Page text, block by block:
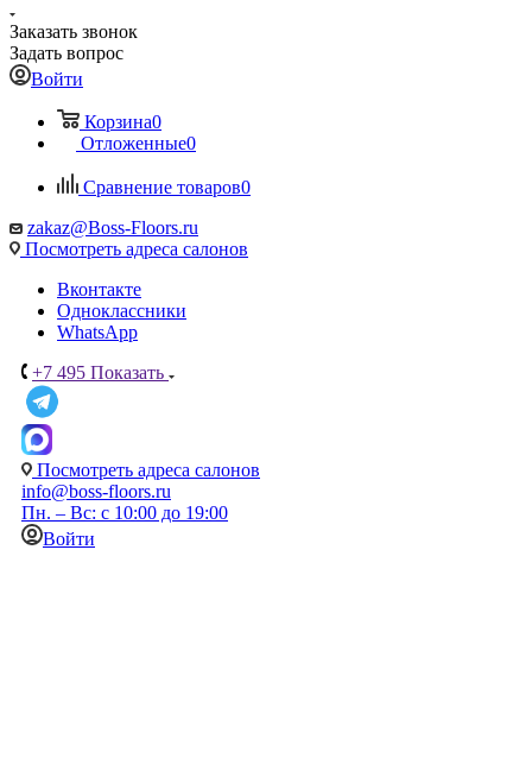
Заказать звонок
Задать вопрос
Войти
Корзина0
Отложенные0
Сравнение товаров0
zakaz@Boss-Floors.ru
Посмотреть адреса салонов
Вконтакте
Одноклассники
WhatsApp
+7 495 Показать
Посмотреть адреса салонов
info@boss-floors.ru
Пн. – Вс: с 10:00 до 19:00
Войти